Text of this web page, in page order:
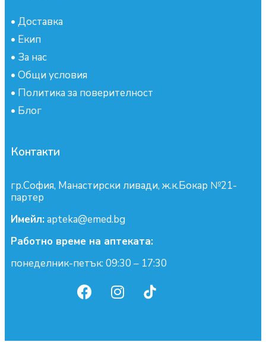
• Доставка
• Екип
• За нас
• Общи условия
• Политика за поверителност
• Блог
Контакти
гр.София, Манастирски ливади, ж.к.Бокар №21-
партер
Имейл:apteka@emed.bg
Работно време на аптеката:
понеделник-петък: 09:30 – 17:30